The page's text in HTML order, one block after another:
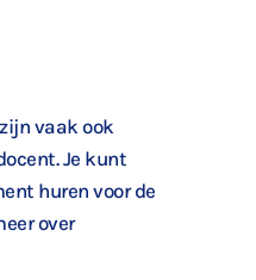
vaak ook
Je kunt
huren voor de
over